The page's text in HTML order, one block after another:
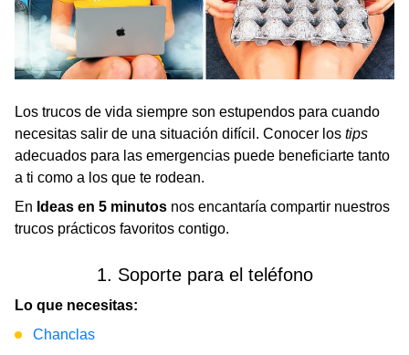
Los trucos de vida siempre son estupendos para cuando
necesitas salir de una situación difícil. Conocer los tips
adecuados para las emergencias puede beneficiarte tanto
a ti como a los que te rodean.
En Ideas en 5 minutos nos encantaría compartir nuestros
trucos prácticos favoritos contigo.
1. Soporte para el teléfono
Lo que necesitas:
Chanclas